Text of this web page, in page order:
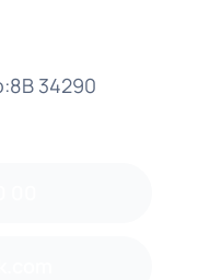
34290